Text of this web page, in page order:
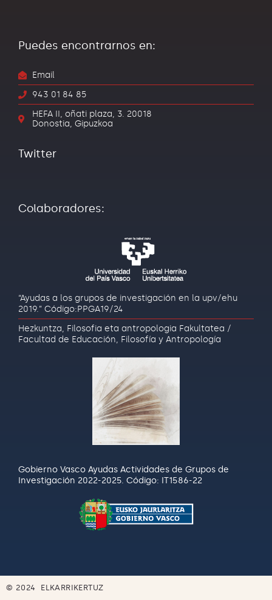
Puedes encontrarnos en:
Email
943 01 84 85
HEFA II, oñati plaza, 3. 20018
Donostia, Gipuzkoa
Twitter
Colaboradores:
“Ayudas a los grupos de investigación en la upv/ehu
2019.” Código:PPGA19/24
Hezkuntza, Filosofia eta antropologia Fakultatea /
Facultad de Educación, Filosofía y Antropología
Gobierno Vasco Ayudas Actividades de Grupos de
Investigación 2022-2025. Código: IT1586-22
© 2024 ELKARRIKERTUZ